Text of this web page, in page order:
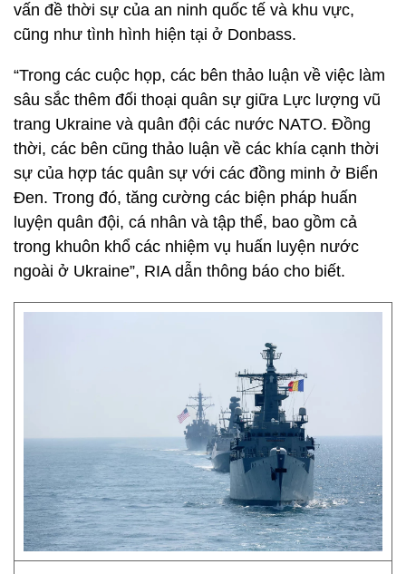
vấn đề thời sự của an ninh quốc tế và khu vực,
cũng như tình hình hiện tại ở Donbass.
“Trong các cuộc họp, các bên thảo luận về việc làm
sâu sắc thêm đối thoại quân sự giữa Lực lượng vũ
trang Ukraine và quân đội các nước NATO. Đồng
thời, các bên cũng thảo luận về các khía cạnh thời
sự của hợp tác quân sự với các đồng minh ở Biển
Đen. Trong đó, tăng cường các biện pháp huấn
luyện quân đội, cá nhân và tập thể, bao gồm cả
trong khuôn khổ các nhiệm vụ huấn luyện nước
ngoài ở Ukraine”, RIA dẫn thông báo cho biết.